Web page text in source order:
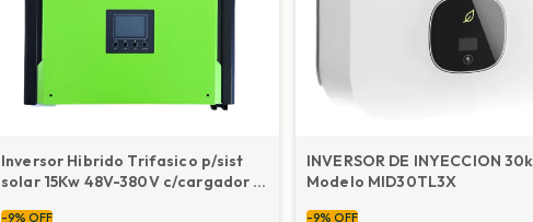
Inversor Hibrido Trifasico p/sist
solar 15Kw 48V-380V c/cargador y
-9% OFF
INVERSOR DE INYECCION
Modelo MID30TL3X
-9% OFF